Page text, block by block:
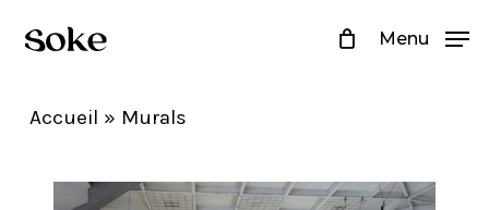
content
Menu
Accueil » Murals